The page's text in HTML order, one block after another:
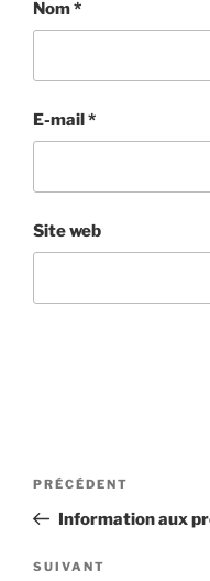
Nom*
E-mail*
Site web
Navigation
l’article
Article
précédent
PRÉCÉDENT
Information aux
Article
SUIVANT